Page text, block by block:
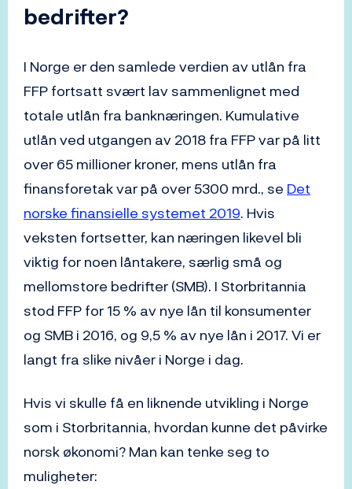
bedrifter?
I Norge er den samlede verdien av utlån fra
FFP fortsatt svært lav sammenlignet med
totale utlån fra banknæringen. Kumulative
utlån ved utgangen av 2018 fra FFP var på litt
over 65 millioner kroner, mens utlån fra
finansforetak var på over 5300 mrd., se Det
norske finansielle systemet 2019. Hvis
veksten fortsetter, kan næringen likevel bli
viktig for noen låntakere, særlig små og
mellomstore bedrifter (SMB). I Storbritannia
stod FFP for 15 % av nye lån til konsumenter
og SMB i 2016, og 9,5 % av nye lån i 2017. Vi er
langt fra slike nivåer i Norge i dag.
Hvis vi skulle få en liknende utvikling i Norge
som i Storbritannia, hvordan kunne det påvirke
norsk økonomi? Man kan tenke seg to
muligheter: